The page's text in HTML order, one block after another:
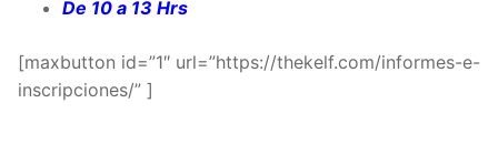
De 10 a 13 Hrs
[maxbutton id=”1″ url=”https://thekelf.com/informes-e-
inscripciones/” ]